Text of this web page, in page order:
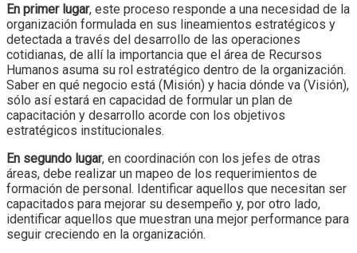
En primer lugar, este proceso responde a una necesidad de la
organización formulada en sus lineamientos estratégicos y
detectada a través del desarrollo de las operaciones
cotidianas, de allí la importancia que el área de Recursos
Humanos asuma su rol estratégico dentro de la organización.
Saber en qué negocio está (Misión) y hacia dónde va (Visión),
sólo así estará en capacidad de formular un plan de
capacitación y desarrollo acorde con los objetivos
estratégicos institucionales.
En segundo lugar, en coordinación con los jefes de otras
áreas, debe realizar un mapeo de los requerimientos de
formación de personal. Identificar aquellos que necesitan ser
capacitados para mejorar su desempeño y, por otro lado,
identificar aquellos que muestran una mejor performance para
seguir creciendo en la organización.